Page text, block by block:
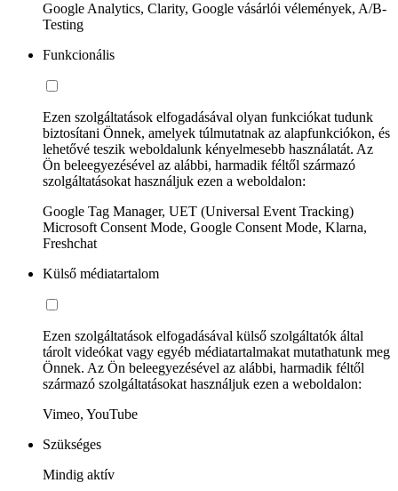
Google Analytics, Clarity, Google vásárlói vélemények, A/B-
Testing
Funkcionális
Ezen szolgáltatások elfogadásával olyan funkciókat tudunk
biztosítani Önnek, amelyek túlmutatnak az alapfunkciókon, és
lehetővé teszik weboldalunk kényelmesebb használatát. Az
Ön beleegyezésével az alábbi, harmadik féltől származó
szolgáltatásokat használjuk ezen a weboldalon:
Google Tag Manager, UET (Universal Event Tracking)
Microsoft Consent Mode, Google Consent Mode, Klarna,
Freshchat
Külső médiatartalom
Ezen szolgáltatások elfogadásával külső szolgáltatók által
tárolt videókat vagy egyéb médiatartalmakat mutathatunk meg
Önnek. Az Ön beleegyezésével az alábbi, harmadik féltől
származó szolgáltatásokat használjuk ezen a weboldalon:
Vimeo, YouTube
Szükséges
Mindig aktív